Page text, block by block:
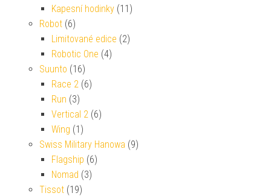
Kapesní hodinky (11)
Robot (6)
Limitované edice (2)
Robotic One (4)
Suunto (16)
Race 2 (6)
Run (3)
Vertical 2 (6)
Wing (1)
Swiss Military Hanowa (9)
Flagship (6)
Nomad (3)
Tissot (19)